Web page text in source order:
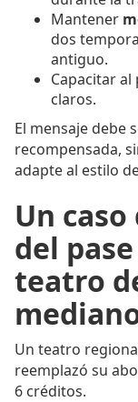
Mantener
dos
antiguo.
Capacitar
claros.
El mensaje debe
recompensada,
adapte al estilo
Un
del
teatro
Un teatro
reemplazó su
6 créditos.